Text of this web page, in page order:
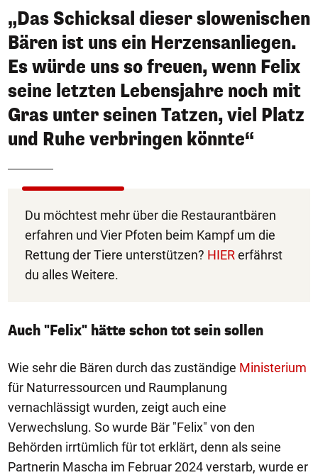
„Das Schicksal dieser slowenischen
Bären ist uns ein Herzensanliegen.
Es würde uns so freuen, wenn Felix
seine letzten Lebensjahre noch mit
Gras unter seinen Tatzen, viel Platz
und Ruhe verbringen könnte“
Du möchtest mehr über die Restaurantbären
erfahren und Vier Pfoten beim Kampf um die
Rettung der Tiere unterstützen? HIERerfährst
du alles Weitere.
Auch "Felix" hätte schon tot sein sollen
Wie sehr die Bären durch das zuständige Ministerium
für Naturressourcen und Raumplanung
vernachlässigt wurden, zeigt auch eine
Verwechslung. So wurde Bär "Felix" von den
Behörden irrtümlich für tot erklärt, denn als seine
Partnerin Mascha im Februar 2024 verstarb, wurde er